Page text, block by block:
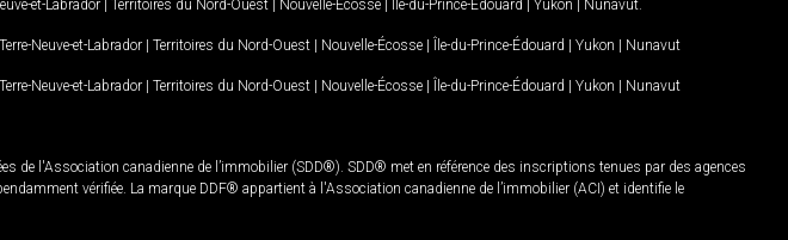
et-Labrador | Territoires du Nord-Ouest | Nouvelle-Écosse | Île-du-Prince-Édouard | Yukon | Nunavut
Terre-Neuve-et-Labrador | Territoires du Nord-Ouest | Nouvelle-Écosse | Île-du-Prince-Édouard | Yukon | Nunavut
Terre-Neuve-et-Labrador | Territoires du Nord-Ouest | Nouvelle-Écosse | Île-du-Prince-Édouard | Yukon | Nunavut
de l'Association canadienne de l’immobilier (SDD®). SDD® met en référence des inscriptions tenues par des agences
vérifiée. La marque DDF® appartient à l'Association canadienne de l’immobilier (ACI) et identifie le